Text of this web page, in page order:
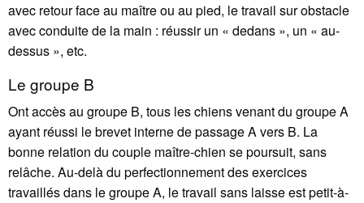
avec retour face au maître ou au pied, le travail sur obstacle
avec conduite de la main : réussir un « dedans », un « au-
dessus », etc.
Le groupe B
Ont accès au groupe B, tous les chiens venant du groupe A
ayant réussi le brevet interne de passage A vers B. La
bonne relation du couple maître-chien se poursuit, sans
relâche. Au-delà du perfectionnement des exercices
travaillés dans le groupe A, le travail sans laisse est petit-à-